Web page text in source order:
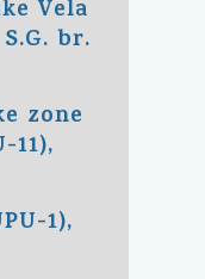
Vela
br.
zone
11),
1),